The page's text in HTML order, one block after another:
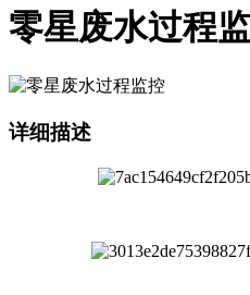
零星废水过程
详细描述